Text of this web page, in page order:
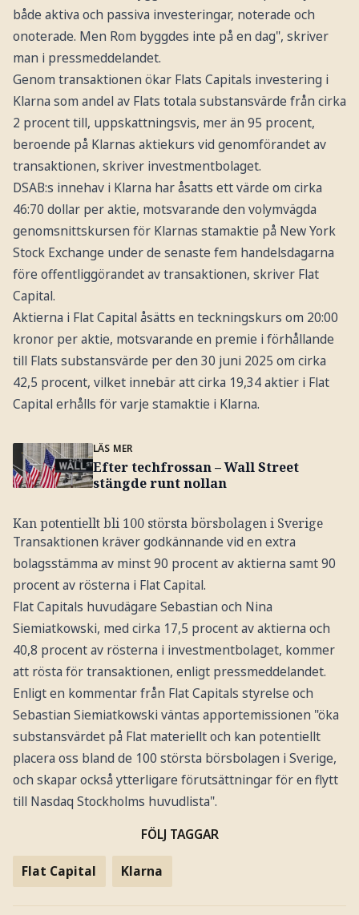
både aktiva och passiva investeringar, noterade och
onoterade. Men Rom byggdes inte på en dag", skriver
man i pressmeddelandet.
Genom transaktionen ökar Flats Capitals investering i
Klarna som andel av Flats totala substansvärde från cirka
2 procent till, uppskattningsvis, mer än 95 procent,
beroende på Klarnas aktiekurs vid genomförandet av
transaktionen, skriver investmentbolaget.
DSAB:s innehav i Klarna har åsatts ett värde om cirka
46:70 dollar per aktie, motsvarande den volymvägda
genomsnittskursen för Klarnas stamaktie på New York
Stock Exchange under de senaste fem handelsdagarna
före offentliggörandet av transaktionen, skriver Flat
Capital.
Aktierna i Flat Capital åsätts en teckningskurs om 20:00
kronor per aktie, motsvarande en premie i förhållande
till Flats substansvärde per den 30 juni 2025 om cirka
42,5 procent, vilket innebär att cirka 19,34 aktier i Flat
Capital erhålls för varje stamaktie i Klarna.
LÄS MER
Efter techfrossan – Wall Street
stängde runt nollan
Kan potentiellt bli 100 största börsbolagen i Sverige
Transaktionen kräver godkännande vid en extra
bolagsstämma av minst 90 procent av aktierna samt 90
procent av rösterna i Flat Capital.
Flat Capitals huvudägare Sebastian och Nina
Siemiatkowski, med cirka 17,5 procent av aktierna och
40,8 procent av rösterna i investmentbolaget, kommer
att rösta för transaktionen, enligt pressmeddelandet.
Enligt en kommentar från Flat Capitals styrelse och
Sebastian Siemiatkowski väntas apportemissionen "öka
substansvärdet på Flat materiellt och kan potentiellt
placera oss bland de 100 största börsbolagen i Sverige,
och skapar också ytterligare förutsättningar för en flytt
till Nasdaq Stockholms huvudlista".
FÖLJ TAGGAR
Flat Capital Klarna